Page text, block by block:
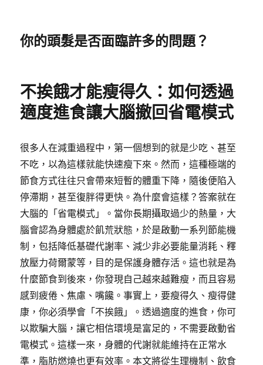
你的頭髮是否面臨許多的問題？
不挨餓才能瘦得久：如何透過
適度進食讓大腦撤回省電模式
很多人在減重過程中，第一個想到的就是少吃、甚至
不吃，以為這樣就能快速瘦下來。然而，這種極端的
節食方式往往只會帶來短暫的體重下降，隨後便陷入
停滯期，甚至復胖得更快。為什麼會這樣？答案就在
大腦的「省電模式」。當你長期攝取過少的熱量，大
腦會認為身體處於飢荒狀態，於是啟動一系列節能機
制，包括降低基礎代謝率、減少非必要能量消耗、釋
放壓力荷爾蒙等，目的是保護身體存活。這也就是為
什麼節食到後來，你發現自己越來越難瘦，而且容易
感到疲倦、焦慮、嘴饞。事實上，要瘦得久、瘦得健
康，你必須學會「不挨餓」。透過適度的進食，你可
以欺騙大腦，讓它相信環境是富足的，不需要啟動省
電模式。這樣一來，身體的代謝就能維持在正常水
準，脂肪燃燒也更有效率。本文將從生理機制、飲食